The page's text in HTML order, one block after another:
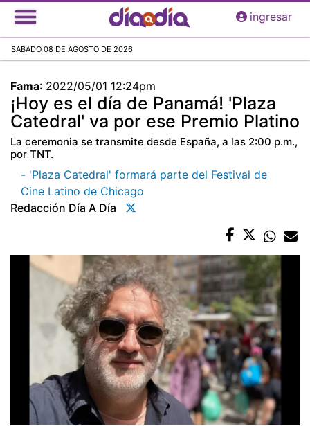
Pasar
al
principal
ingresar
SABADO 08 DE AGOSTO DE 2026
Fama: 2022/05/01 12:24pm
¡Hoy es el día de Panamá! 'Plaza
Catedral' va por ese Premio Platino
La ceremonia se transmite desde España, a las 2:00 p.m.,
por TNT.
- 'Plaza Catedral' formará parte del Festival de
Cine Latino de Chicago
Redacción Día A Día